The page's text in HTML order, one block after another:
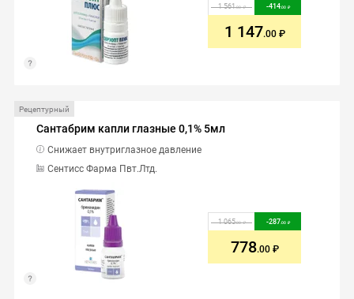
1 561.00 -414.00
1 147.00
Рецептурный
Сантабрим капли глазные 0,1% 5мл
Сентисс Фарма Пвт.Лтд.
Снижает внутриглазное давление
1 065.00 -287 .00
778.00